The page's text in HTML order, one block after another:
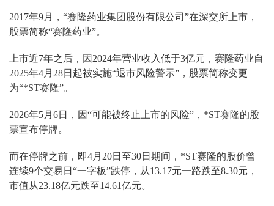
2017年9月，“赛隆药业集团股份有限公司”在深交所上市，
股票简称“赛隆药业”。
上市近7年之后，因2024年营业收入低于3亿元，赛隆药业自
2025年4月28日起被实施“退市风险警示”，股票简称变更
为“*ST赛隆”。
2026年5月6日，因“可能被终止上市的风险”，*ST赛隆的股
票宣布停牌。
而在停牌之前，即4月20日至30日期间，*ST赛隆的股价曾
连续9个交易日“一字板”跌停，从13.17元一路跌至8.30元，
市值从23.18亿元跌至14.61亿元。